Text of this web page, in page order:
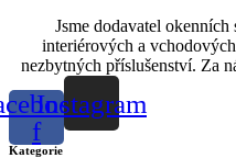
Jsme dodavatel
interiérových a
nezbytných příslušenství. Za
f
Instagram
Kategorie